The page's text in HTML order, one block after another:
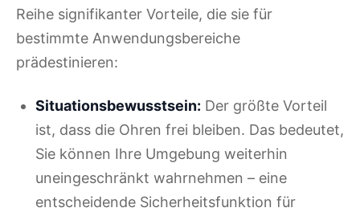
Reihe signifikanter Vorteile, die sie für
bestimmte Anwendungsbereiche
prädestinieren:
Situationsbewusstsein: Der größte Vorteil
ist, dass die Ohren frei bleiben. Das bedeutet,
Sie können Ihre Umgebung weiterhin
uneingeschränkt wahrnehmen – eine
entscheidende Sicherheitsfunktion für